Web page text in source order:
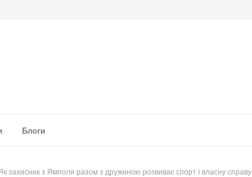
Блоги
захисник з Ямполя разом з дружиною розвиває спорт і власну справу